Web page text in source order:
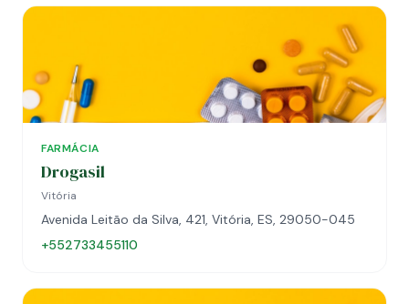
FARMÁCIA
Drogasil
Vitória
Avenida Leitão da Silva, 421, Vitória, ES, 29050-045
+552733455110